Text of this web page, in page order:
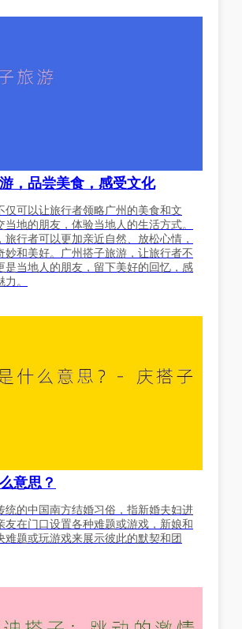
，品尝美食，感受文化
仅可以让旅行者领略广州的美食和文
当地的朋友，体验当地人的生活方式。
旅行者可以更加亲近自然、放松心情，
妙和美好。广州搭子旅游，让旅行者不
是当地人的朋友，留下美好的回忆，感
。
意思？
统的中国南方结婚习俗，指新婚夫妇进
友在门口设置各种难题或游戏，新娘和
难题或玩游戏来展示彼此的默契和团